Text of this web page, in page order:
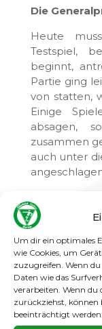
Um dir ein optimales
wie Cookies, um
zuzugreifen. Wenn
Daten wie das
verarbeiten. Wenn du
zurückziehst,
beeinträchtigt werden.
Die
Heute
Testspiel,
beginnt,
Partie ging
von statten,
Einige
absagen,
zusammen
auch unter
die Partie
nach
es zu selten
bringen,
kein
genug, so